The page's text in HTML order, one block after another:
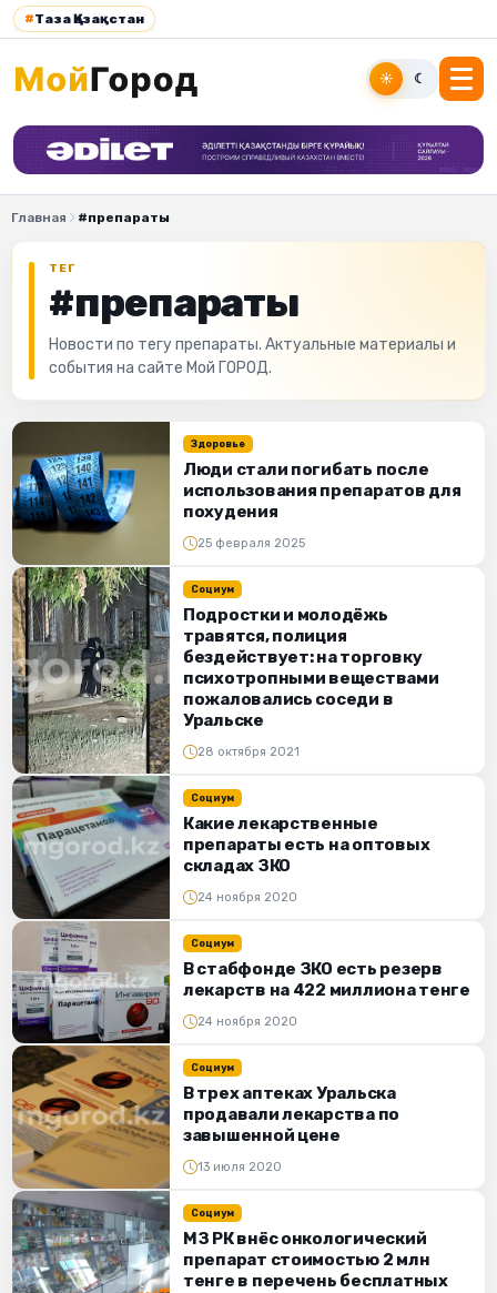
#Таза Қазақстан
☀ ☾
Главная #препараты
ТЕГ
#препараты
Новости по тегу препараты. Актуальные материалы и
события на сайте Мой ГОРОД.
Здоровье
Люди стали погибать после
использования препаратов для
похудения
25 февраля 2025
Социум
Подростки и молодёжь
травятся, полиция
бездействует: на торговку
психотропными веществами
пожаловались соседи в
Уральске
28 октября 2021
Социум
Какие лекарственные
препараты есть на оптовых
складах ЗКО
24 ноября 2020
Социум
В стабфонде ЗКО есть резерв
лекарств на 422 миллиона тенге
24 ноября 2020
Социум
В трех аптеках Уральска
продавали лекарства по
завышенной цене
13 июля 2020
Социум
МЗ РК внёс онкологический
препарат стоимостью 2 млн
тенге в перечень бесплатных